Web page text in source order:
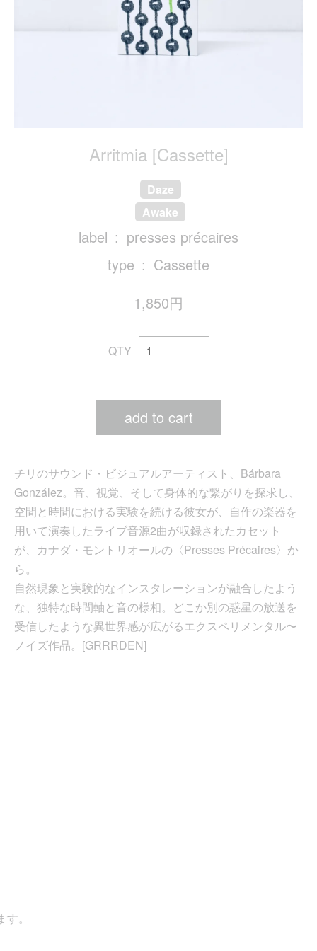
Arritmia [Cassette]
Daze
Awake
label
presses précaires
type
Cassette
1,850円
QTY
add to cart
チリのサウンド・ビジュアルアーティスト、Bárbara
González。音、視覚、そして身体的な繋がりを探求し、
空間と時間における実験を続ける彼女が、自作の楽器を
用いて演奏したライブ音源2曲が収録されたカセット
が、カナダ・モントリオールの〈Presses Précaires〉か
ら。
自然現象と実験的なインスタレーションが融合したよう
な、独特な時間軸と音の様相。どこか別の惑星の放送を
受信したような異世界感が広がるエクスペリメンタル〜
ノイズ作品。[GRRRDEN]
。